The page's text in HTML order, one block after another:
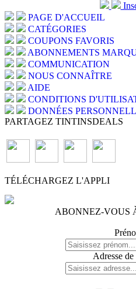
PAGE D'ACCUEIL
CATÉGORIES
COUPONS FAVORIS
ABONNEMENTS
COMMUNICATION
NOUS CONNAÎTRE
AIDE
CONDITIONS
DONNÉES
PARTAGEZ TINTINSDEALS
TÉLÉCHARGEZ L'APPLI
ABONNEZ-VOUS
Adresse